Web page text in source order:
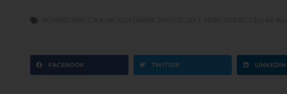
FACEBOOK TWITTER LINKEDIN